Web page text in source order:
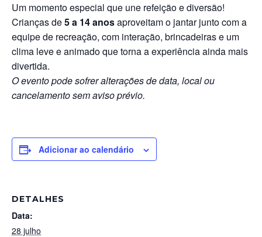
Um momento especial que une refeição e diversão!
Crianças de5 a 14 anosaproveitam o jantar junto com a
equipe de recreação, com interação, brincadeiras e um
clima leve e animado que torna a experiência ainda mais
divertida.
O evento pode sofrer alterações de data, local ou
cancelamento sem aviso prévio.
Adicionar ao calendário
DETALHES
Data:
28 julho